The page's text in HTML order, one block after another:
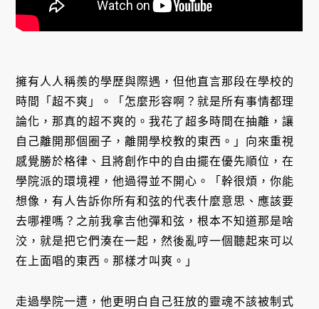
擁有人人稱羨的學歷與際遇，但他直言那段在學校的
時間「超不爽」。「怎麼形容啊？就是所有事情都理
論化，那真的超不爽的。我花了超多時間在抽離，讓
自己離開那個圈子，離開學校教的東西。」向來重視
感覺勝於格律、且將創作中的自由擺在優先順位，在
學院派的環境裡，他過得並不開心。「幹很煩，你能
想像，有人告訴你所有和弦的代表什麼意思、應該要
去哪裡嗎？之前我拿吉他彈和弦，根本不知道那是啥
洨，就是把它們湊在一起，然後亂哼一個聽起來可以
在上面唱的東西。那樣才叫爽。」
走過學院一遭，他更明白自己狂放的靈魂不該被制式